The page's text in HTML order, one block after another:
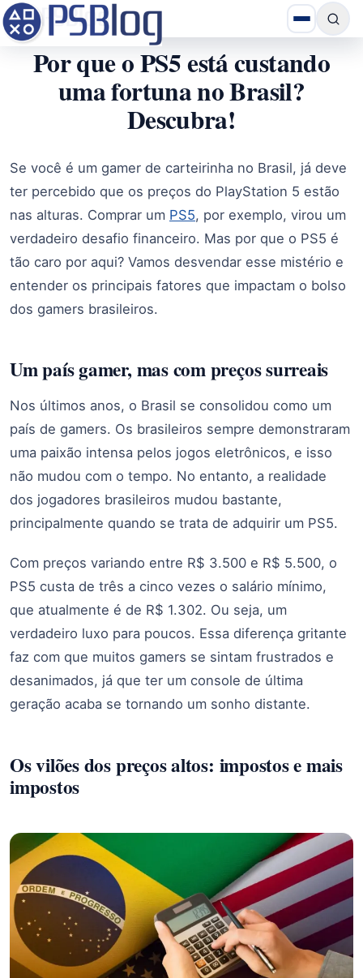
Por que o PS5 está custando
uma fortuna no Brasil?
Descubra!
Se você é um gamer de carteirinha no Brasil, já deve
ter percebido que os preços do PlayStation 5 estão
nas alturas. Comprar um PS5, por exemplo, virou um
verdadeiro desafio financeiro. Mas por que o PS5 é
tão caro por aqui? Vamos desvendar esse mistério e
entender os principais fatores que impactam o bolso
dos gamers brasileiros.
Um país gamer, mas com preços surreais
Nos últimos anos, o Brasil se consolidou como um
país de gamers. Os brasileiros sempre demonstraram
uma paixão intensa pelos jogos eletrônicos, e isso
não mudou com o tempo. No entanto, a realidade
dos jogadores brasileiros mudou bastante,
principalmente quando se trata de adquirir um PS5.
Com preços variando entre R$ 3.500 e R$ 5.500, o
PS5 custa de três a cinco vezes o salário mínimo,
que atualmente é de R$ 1.302. Ou seja, um
verdadeiro luxo para poucos. Essa diferença gritante
faz com que muitos gamers se sintam frustrados e
desanimados, já que ter um console de última
geração acaba se tornando um sonho distante.
Os vilões dos preços altos: impostos e mais
impostos